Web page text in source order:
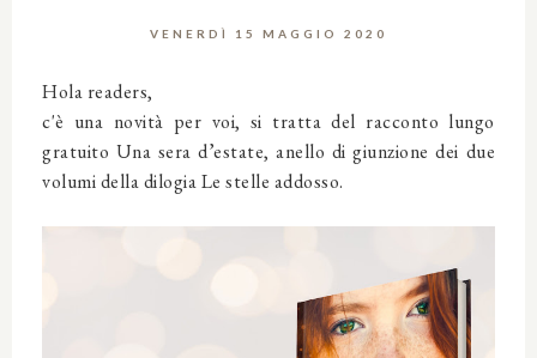
VENERDÌ 15 MAGGIO 2020
Hola readers,
c'è una novità per voi, si tratta del racconto lungo
gratuito Una sera d’estate, anello di giunzione dei due
volumi della dilogia Le stelle addosso.